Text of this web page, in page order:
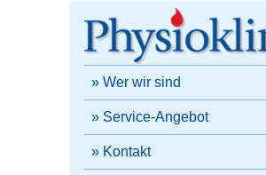
» Wer wir sind
» Service-Angebot
» Kontakt